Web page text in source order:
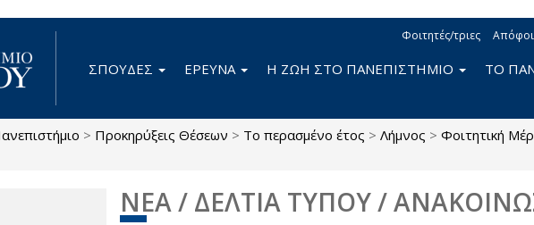
Φοιτητές/τριες
ΣΠΟΥΔΕΣ ΕΡΕΥΝΑ Η ΖΩΗ ΣΤΟ ΠΑΝΕΠΙΣΤΗΜΙΟ ΤΟ
> Προκηρύξεις Θέσεων > Το περασμένο έτος > Λήμνος > Φοιτητική
ΝΕΑ / ΔΕΛΤΙΑ ΤΥΠΟΥ /